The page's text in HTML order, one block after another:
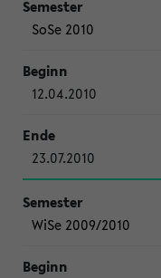
SoSe 2010
12.04.2010
23.07.2010
WiSe 2009/2010